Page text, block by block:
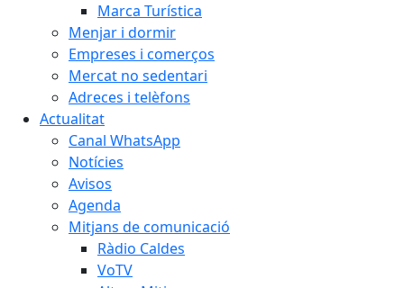
Marca Turística
Menjar i dormir
Empreses i comerços
Mercat no sedentari
Adreces i telèfons
Actualitat
Canal WhatsApp
Notícies
Avisos
Agenda
Mitjans de comunicació
Ràdio Caldes
VoTV